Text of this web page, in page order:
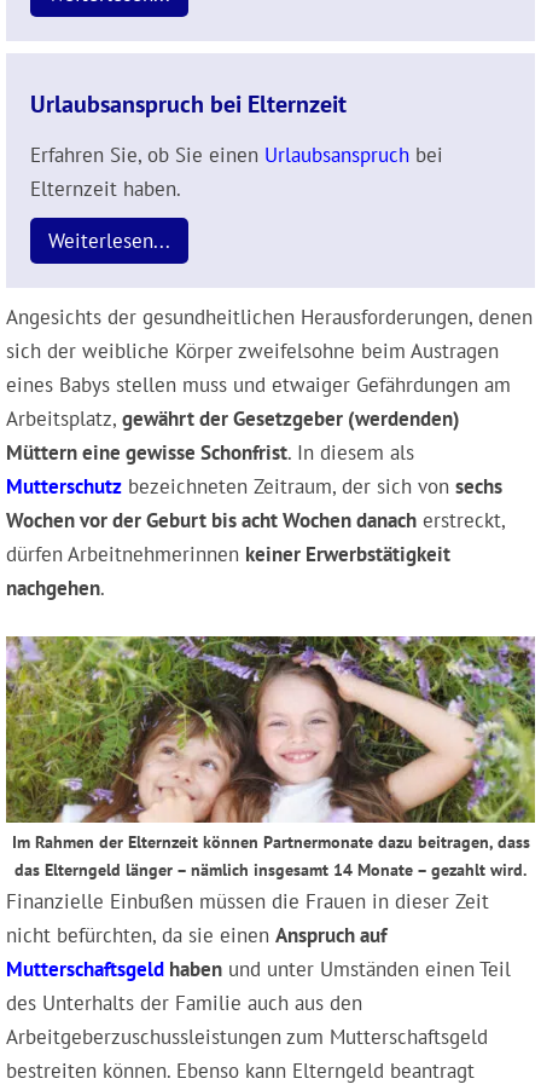
Urlaubsanspruch bei Elternzeit
Erfahren Sie, ob Sie einen Urlaubsanspruch bei
Elternzeit haben.
Weiterlesen...
Angesichts der gesundheitlichen Herausforderungen, denen
sich der weibliche Körper zweifelsohne beim Austragen
eines Babys stellen muss und etwaiger Gefährdungen am
Arbeitsplatz, gewährt der Gesetzgeber (werdenden)
Müttern eine gewisse Schonfrist. In diesem als
Mutterschutz bezeichneten Zeitraum, der sich von sechs
Wochen vor der Geburt bis acht Wochen danach erstreckt,
dürfen Arbeitnehmerinnen keiner Erwerbstätigkeit
nachgehen.
Im Rahmen der Elternzeit können Partnermonate dazu beitragen, dass
das Elterngeld länger – nämlich insgesamt 14 Monate – gezahlt wird.
Finanzielle Einbußen müssen die Frauen in dieser Zeit
nicht befürchten, da sie einen Anspruch auf
Mutterschaftsgeld haben und unter Umständen einen Teil
des Unterhalts der Familie auch aus den
Arbeitgeberzuschussleistungen zum Mutterschaftsgeld
bestreiten können. Ebenso kann Elterngeld beantragt